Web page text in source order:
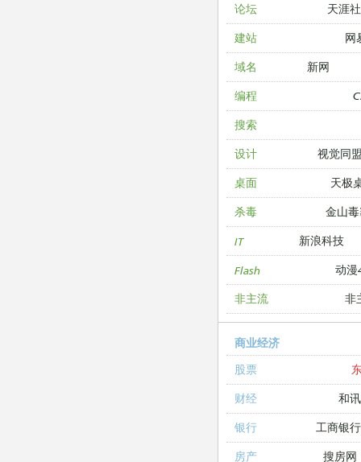
论坛 天涯
建站 网
域名 新网
编程
搜索
设计 视觉同
桌面 天极
杀毒 金山
IT 新浪科技
Flash 动漫
非主流 非
商业经济
股票
财经 和
银行 工商银行
房产 搜房网